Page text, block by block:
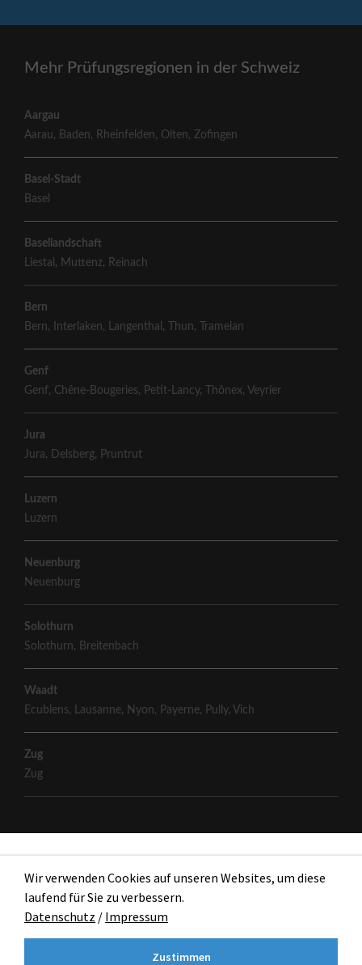
Mehr Prüfungsregionen in der Schweiz
Aargau
Aarau, Baden, Rheinfelden, Olten,Zofingen
Basel-Stadt
Basel
Basellandschaft
Liestal , Muttenz, Reinach
Bern
Bern, Interlaken, Langenthal , Thun, Tramelan
Genf
Genf, Chêne-Bougeries, Petit-Lancy, Thônex, Veyrier
Jura
Jura, Delsberg, Pruntrut
Luzern
Luzern
Neuenburg
Neuenburg
Solothurn
Solothurn, Breitenbach
Waadt
Ecublens, Lausanne, Nyon, Payerne, Pully, Vich
Zug
Zug
Wir verwenden Cookies auf unseren Websites, um diese
laufend für Sie zu verbessern.
Datenschutz / Impressum
Zustimmen